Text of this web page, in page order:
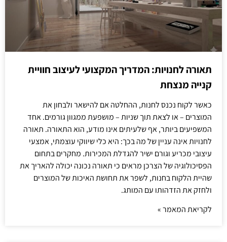
תאורה לחנויות: המדריך המקצועי לעיצוב חוויית
קנייה מנצחת
כאשר לקוח נכנס לחנות, ההחלטה אם להישאר ולבחון את
המוצרים – או לצאת תוך שניות – מושפעת ממגוון גורמים. אחד
המשפיעים ביותר, אף שלעיתים אינו מודע, הוא התאורה. תאורה
לחנויות אינה עניין של מה בכך: היא כלי שיווקי עוצמתי, אמצעי
עיצובי מכריע וגורם ישיר להגדלת המכירות. מחקרים בתחום
הפסיכולוגיה של הצרכן מראים כי תאורה נכונה יכולה להאריך את
שהיית הלקוח בחנות, לשפר את תחושת האיכות של המוצרים
ולחזק את הזדהותו עם המותג.
לקריאת המאמר »